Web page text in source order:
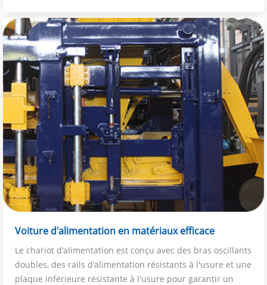
Voiture d'alimentation en matériaux efficace
Le chariot d'alimentation est conçu avec des bras oscillants
doubles, des rails d'alimentation résistants à l'usure et une
plaque inférieure résistante à l'usure pour garantir un